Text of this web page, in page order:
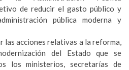
de reducir el gasto público y
pública moderna y
las acciones relativas a la reforma,
del Estado que se
los ministerios, secretarías de